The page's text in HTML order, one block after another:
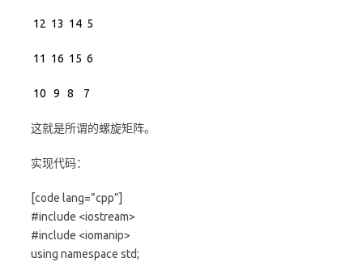
12 13 14 5
11 16 15 6
10 9 8 7
这就是所谓的螺旋矩阵。
实现代码：
[code lang=”cpp”]
#include <iostream>
#include <iomanip>
using namespace std;